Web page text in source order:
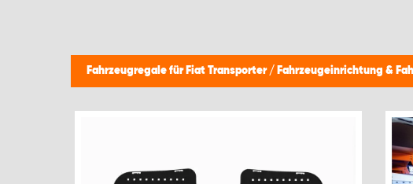
Fahrzeugregale für Fiat Transporter / Fahrzeugeinrichtung &